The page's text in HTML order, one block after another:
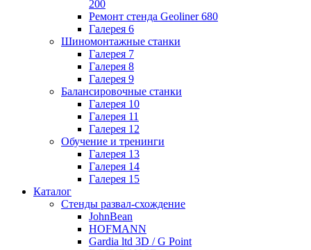
200
Ремонт стенда Geoliner 680
Галерея 6
Шиномонтажные станки
Галерея 7
Галерея 8
Галерея 9
Балансировочные станки
Галерея 10
Галерея 11
Галерея 12
Обучение и тренинги
Галерея 13
Галерея 14
Галерея 15
Каталог
Стенды развал-схождение
JohnBean
HOFMANN
Gardia ltd 3D / G Point